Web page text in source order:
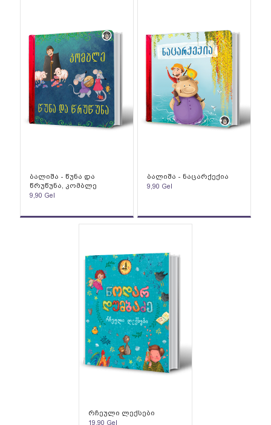
ბალიშა - წუნა და
წრუწუნა, კომბლე
9,90 Gel
ბალიშა - ნაცარქექია
9,90 Gel
რჩეული ლექსები
19,90 Gel